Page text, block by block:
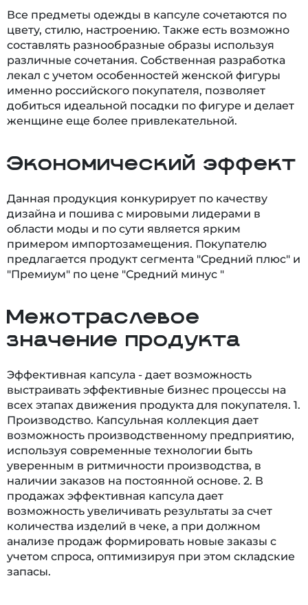
Все предметы одежды в капсуле сочетаются по
цвету, стилю, настроению. Также есть возможно
составлять разнообразные образы используя
различные сочетания. Собственная разработка
лекал с учетом особенностей женской фигуры
именно российского покупателя, позволяет
добиться идеальной посадки по фигуре и делает
женщине еще более привлекательной.
Экономический эффект
Данная продукция конкурирует по качеству
дизайна и пошива с мировыми лидерами в
области моды и по сути является ярким
примером импортозамещения. Покупателю
предлагается продукт сегмента "Средний плюс" и
"Премиум" по цене "Средний минус "
Межотраслевое
значение продукта
Эффективная капсула - дает возможность
выстраивать эффективные бизнес процессы на
всех этапах движения продукта для покупателя. 1.
Производство. Капсульная коллекция дает
возможность производственному предприятию,
используя современные технологии быть
уверенным в ритмичности производства, в
наличии заказов на постоянной основе. 2. В
продажах эффективная капсула дает
возможность увеличивать результаты за счет
количества изделий в чеке, а при должном
анализе продаж формировать новые заказы с
учетом спроса, оптимизируя при этом складские
запасы.